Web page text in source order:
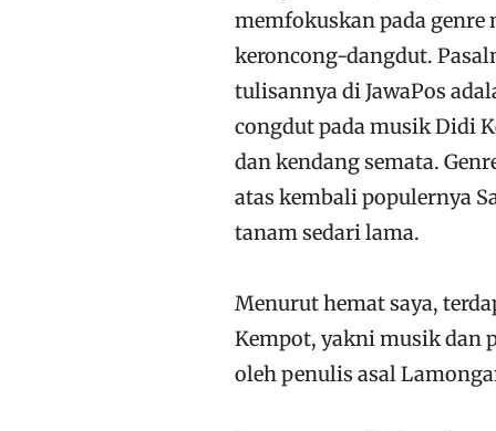
memfokuskan pada genre
keroncong-dangdut.
tulisannya di JawaPos
congdut pada musik Didi
dan kendang semata.
atas kembali populernya
tanam sedari lama.
Menurut hemat saya,
Kempot, yakni musik dan
oleh penulis asal